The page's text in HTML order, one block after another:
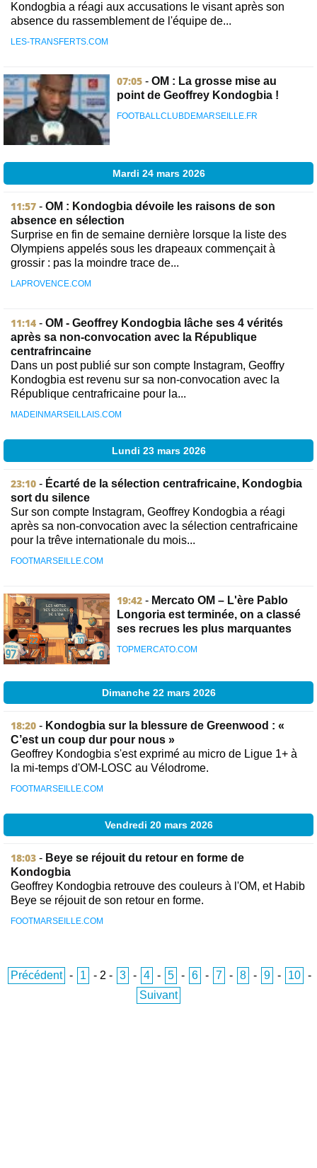
Kondogbia a réagi aux accusations le visant après son
absence du rassemblement de l'équipe de...
LES-TRANSFERTS.COM
07:05 - OM : La grosse mise au
point de Geoffrey Kondogbia !
FOOTBALLCLUBDEMARSEILLE.FR
Mardi 24 mars 2026
11:57 - OM : Kondogbia dévoile les raisons de son
absence en sélection
Surprise en fin de semaine dernière lorsque la liste des
Olympiens appelés sous les drapeaux commençait à
grossir : pas la moindre trace de...
LAPROVENCE.COM
11:14 - OM - Geoffrey Kondogbia lâche ses 4 vérités
après sa non-convocation avec la République
centrafrincaine
Dans un post publié sur son compte Instagram, Geoffry
Kondogbia est revenu sur sa non-convocation avec la
République centrafricaine pour la...
MADEINMARSEILLAIS.COM
Lundi 23 mars 2026
23:10 - Écarté de la sélection centrafricaine, Kondogbia
sort du silence
Sur son compte Instagram, Geoffrey Kondogbia a réagi
après sa non-convocation avec la sélection centrafricaine
pour la trêve internationale du mois...
FOOTMARSEILLE.COM
19:42 - Mercato OM – L'ère Pablo
Longoria est terminée, on a classé
ses recrues les plus marquantes
TOPMERCATO.COM
Dimanche 22 mars 2026
18:20 - Kondogbia sur la blessure de Greenwood : «
C’est un coup dur pour nous »
Geoffrey Kondogbia s'est exprimé au micro de Ligue 1+ à
la mi-temps d'OM-LOSC au Vélodrome.
FOOTMARSEILLE.COM
Vendredi 20 mars 2026
18:03 - Beye se réjouit du retour en forme de
Kondogbia
Geoffrey Kondogbia retrouve des couleurs à l'OM, et Habib
Beye se réjouit de son retour en forme.
FOOTMARSEILLE.COM
Précédent - 1 - 2 - 3 - 4 - 5 - 6 - 7 - 8 - 9 - 10
-
Suivant